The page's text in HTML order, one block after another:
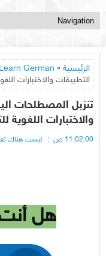
الرئيسية »
Learn German
التطبيقات والاختبارات
تنزبل المصطلحات
والاختبارات اللغوية
11:02:00 ص ليست هناك
هل أنت